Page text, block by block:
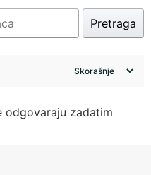
Pretraga
odgovaraju zadatim